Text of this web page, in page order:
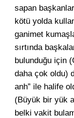
sapan
kötü yolda
ganimet
sırtında
bulunduğu için
daha çok oldu)
anh” ile halife
(Büyük bir yük
belki vakit